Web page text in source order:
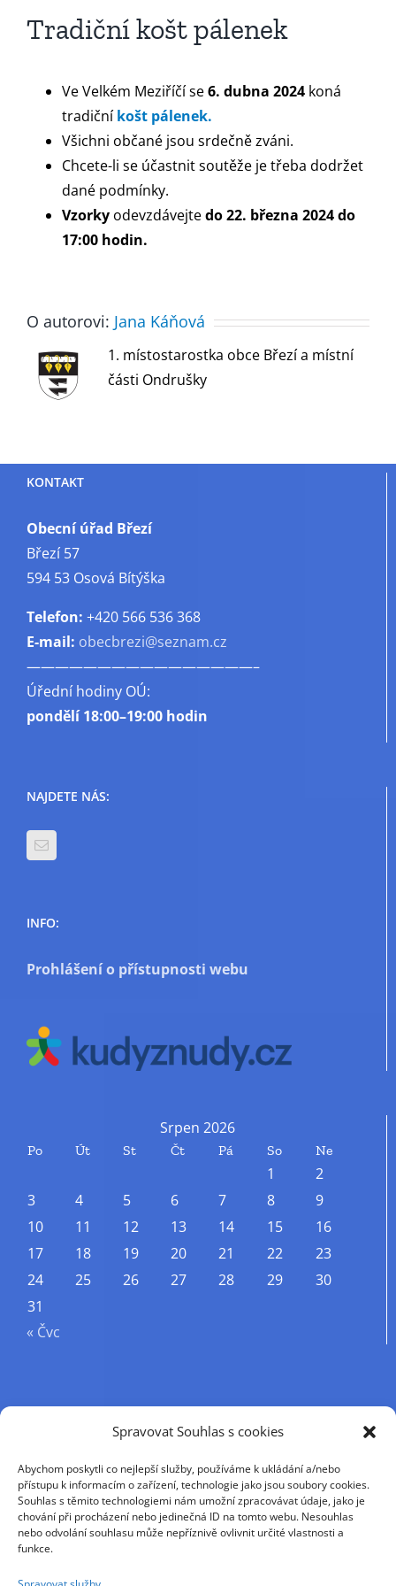
Spravovat Souhlas s cookies
Abychom poskytli co nejlepší služby, používáme k ukládání a/nebo
přístupu k informacím o zařízení, technologie jako jsou soubory cookies.
Souhlas s těmito technologiemi nám umožní zpracovávat údaje, jako je
chování při procházení nebo jedinečná ID na tomto webu. Nesouhlas
nebo odvolání souhlasu může nepříznivě ovlivnit určité vlastnosti a
funkce.
Tradiční košt pálenek
Ve Velkém Meziříčí se6. dubna 2024 koná
tradičníkošt pálenek.
Všichni občané jsou srdečně zváni.
Chcete-li se účastnit soutěže je třeba dodržet
dané podmínky.
Vzorky odevzdávejtedo 22. března 2024 do
17:00 hodin.
O autorovi: Jana Káňová
1. místostarostka obce Březí a místní
části Ondrušky
KONTAKT
Obecní úřad Březí
Březí 57
594 53 Osová Bítýška
Telefon: +420 566 536 368
E-mail: obecbrezi@seznam.cz
————————————————–
Úřední hodiny OÚ:
pondělí18:00–19:00 hodin
NAJDETE NÁS:
INFO:
Prohlášení o přístupnosti webu
Srpen 2026
Po Út St Čt Pá So Ne
1
2
3
4 5 6 7 8
9
10
11 12 13 14 15
16
17
18 19 20 21 22
23
24
25 26 27 28 29
30
31
« Čvc
Příjmení
Křestní jméno
E-mail